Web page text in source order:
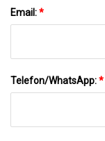
Email:*
Telefon/WhatsApp:*